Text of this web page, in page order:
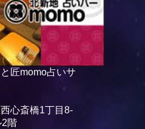
匠momo占いサ
心斎橋1丁目8-
階